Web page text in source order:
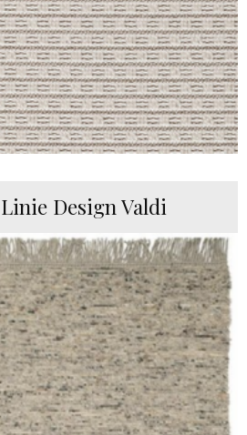
Design Valdi